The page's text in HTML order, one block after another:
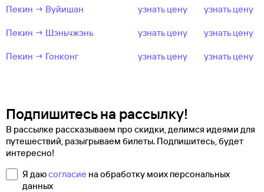
Пекин → Вуйишан узнать цену узнать цену
Пекин → Шэньчжэнь узнать цену узнать цену
Пекин → Гонконг узнать цену узнать цену
Подпишитесь на рассылку!
В рассылке рассказываем про скидки, делимся идеями для
путешествий, разыгрываем билеты. Подпишитесь, будет
интересно!
Я даюсогласие на обработку моих персональных
данных